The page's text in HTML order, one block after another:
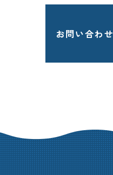
お問い合わせ